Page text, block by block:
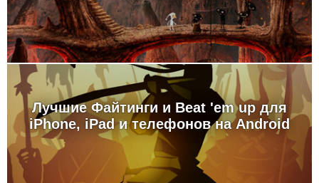
Лучшие Файтинги и Beat 'em up для
iPhone, iPad и телефонов на Android